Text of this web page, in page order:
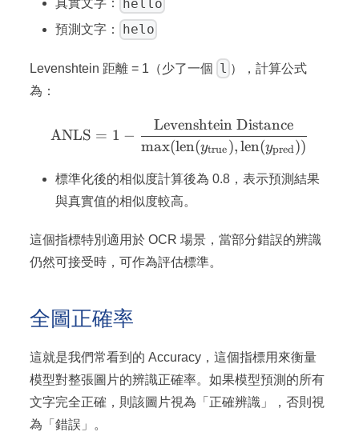
真實文字： hello
預測文字： helo
Levenshtein 距離 = 1（少了一個 l ），計算公式
為：
\text{ANLS} = 1 -
ANLS = 1 −
max(len(ytrue),len(ypred))
Levenshtein Distance
標準化後的相似度計算後為 0.8，表示預測結果
與真實值的相似度較高。
這個指標特別適用於 OCR 場景，當部分錯誤的辨識
仍然可接受時，可作為評估標準。
全圖正確率
這就是我們常看到的 Accuracy，這個指標用來衡量
模型對整張圖片的辨識正確率。如果模型預測的所有
文字完全正確，則該圖片視為「正確辨識」，否則視
為「錯誤」。